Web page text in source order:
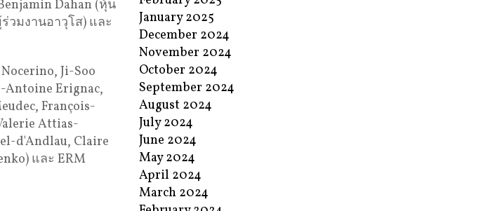
Dahan (หุ้น
วมงานอาวุโส) และ
Ji-Soo
Antoine Erignac,
François-
Attias-
d'Andlau, Claire
และ ERM
January 2025
December 2024
November 2024
October 2024
September 2024
August 2024
July 2024
June 2024
May 2024
April 2024
March 2024